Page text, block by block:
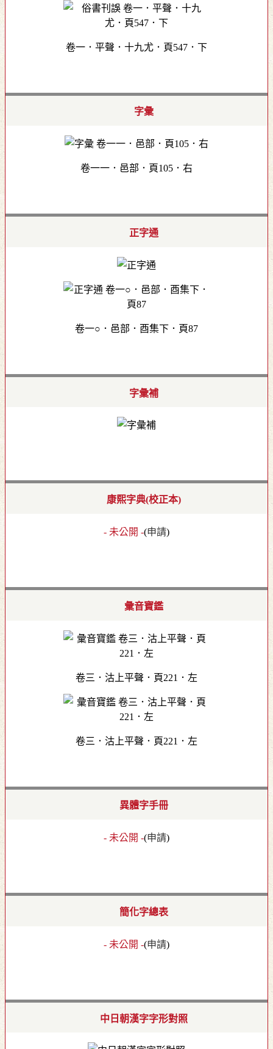
卷一．平聲．十九尤．頁547．下
字彙
卷一一．邑部．頁105．右
正字通
卷一○．邑部．酉集下．頁87
字彙補
康熙字典(校正本)
- 未公開 -(申請)
彙音寶鑑
卷三．沽上平聲．頁221．左
卷三．沽上平聲．頁221．左
異體字手冊
- 未公開 -(申請)
簡化字總表
- 未公開 -(申請)
中日朝漢字字形對照